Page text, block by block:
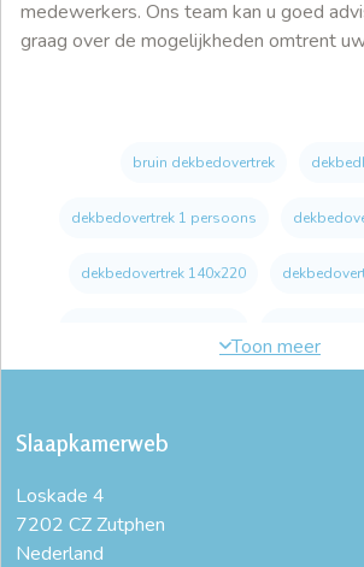
medewerkers. Ons team kan u goed
graag over de mogelijkheden omtrent
bruin dekbedovertrek
dekbedovertrek 1 persoons
dekbedovertrek 140x220
dekbedovertrek 200x220
dekbedovertrek 240x200
dekbedovertrek 240x220 katoen
Slaapkamerweb
Loskade 4
7202 CZ Zutphen
Nederland